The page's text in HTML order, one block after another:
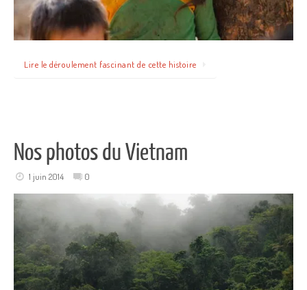
Lire le déroulement fascinant de cette histoire
Nos photos du Vietnam
1 juin 2014 0